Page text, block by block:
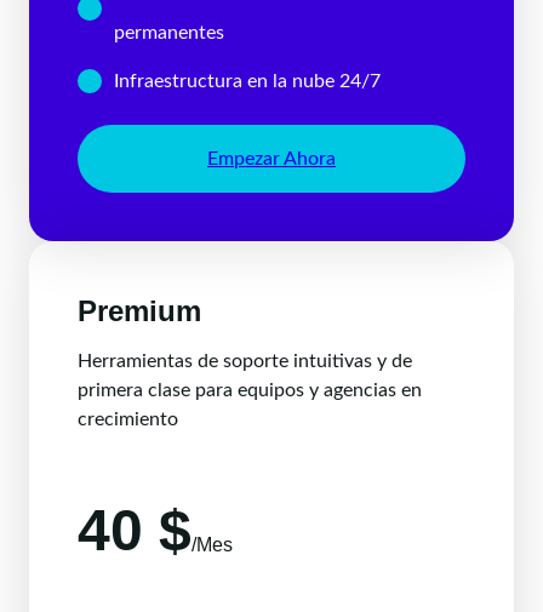
permanentes
Infraestructura en la nube 24/7
Empezar Ahora
Premium
Herramientas de soporte intuitivas y de
primera clase para equipos y agencias en
crecimiento
40 $/Mes